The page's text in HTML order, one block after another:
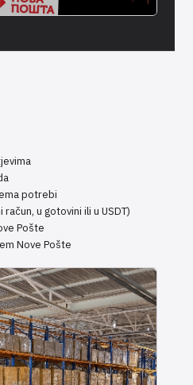
potrebi
u gotovini ili u USDT)
Pošte
Nove Pošte